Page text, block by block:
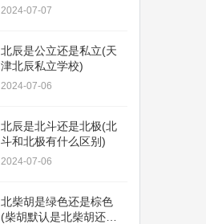
2024-07-07
北辰是公立还是私立(天
津北辰私立学校)
2024-07-06
北辰是北斗还是北极(北
斗和北极有什么区别)
2024-07-06
北柴胡是绿色还是棕色
(柴胡默认是北柴胡还是